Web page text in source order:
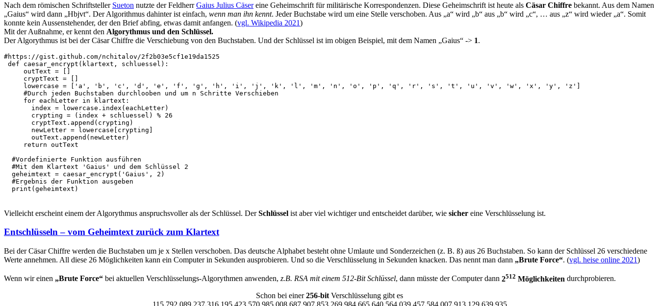
Nach dem römischen Schriftsteller Sueton nutzte der FeldherrGaius Julius Cäsereine Geheimschrift für militärische Korrespondenzen. Diese Geheimschrift ist heute als Cäsar Chiffre bekannt. Aus dem Namen
„Gaius“ wird dann „Hbjvt“. Der Algorithmus dahinter ist einfach, wenn man ihn kennt. Jeder Buchstabe wird um eine Stelle verschoben. Aus „a“ wird „b“ aus „b“ wird „c“, … aus „z“ wird wieder „a“. Somit
konnte kein Aussenstehender, der den Brief abfing, etwas damit anfangen. (vgl. Wikipedia 2021)
Mit der Außnahme, er kennt den Algorythmus und den Schlüssel.
Der Algorythmus ist bei der Cäsar Chiffre die Verschiebung von den Buchstaben. Und der Schlüssel ist im obigen Beispiel, mit dem Namen „Gaius“ -> 1.
#https://gist.github.com/nchitalov/2f2b03e5cf1e19da1525
def caesar_encrypt(klartext, schluessel):
     outText = []
     cryptText = []
     lowercase = ['a', 'b', 'c', 'd', 'e', 'f', 'g', 'h', 'i', 'j', 'k', 'l', 'm', 'n', 'o', 'p', 'q', 'r', 's', 't', 'u', 'v', 'w', 'x', 'y', 'z']
     #Durch jeden Buchstaben durchlooben und um n Schritte Verschieben
     for eachLetter in klartext:
       index = lowercase.index(eachLetter)
       crypting = (index + schluessel) % 26
       cryptText.append(crypting)
       newLetter = lowercase[crypting]
       outText.append(newLetter)
     return outText
  #Vordefinierte Funktion ausführen
  #Mit dem Klartext 'Gaius' und dem Schlüssel 2
  geheimtext = caesar_encrypt('Gaius', 2)
  #Ergebnis der Funktion ausgeben
  print(geheimtext)
Vielleicht erscheint einem der Algorythmus anspruchsvoller als der Schlüssel. DerSchlüssel ist aber viel wichtiger und entscheidet darüber, wie sicher eine Verschlüsselung ist.
Entschlüsseln – vom Geheimtext zurück zum Klartext
Bei der Cäsar Chiffre werden die Buchstaben um je x Stellen verschoben. Das deutsche Alphabet besteht ohne Umlaute und Sonderzeichen (z. B. ß) aus 26 Buchstaben. So kann der Schlüssel 26 verschiedene
Werte annehmen. All diese 26 Möglichkeiten kann ein Computer in Sekunden ausprobieren. Und so die Verschlüsselung in Sekunden knacken. Das nennt man dann „Brute Force“. (vgl. heise online 2021)
Wenn wir einen „Brute Force“ bei aktuellen Verschlüsselungs-Algorythmen anwenden, z.B. RSA mit einem 512-Bit Schlüssel, dann müsste der Computer dann 2512 Möglichkeiten durchprobieren.
Schon bei einer256-bit Verschlüsselung gibt es
115,792,089,237,316,195,423,570,985,008,687,907,853,269,984,665,640,564,039,457,584,007,913,129,639,935